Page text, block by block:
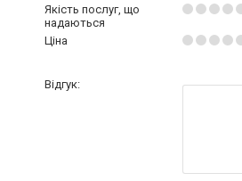
Якість послуг, що
надаються
Ціна
Відгук: